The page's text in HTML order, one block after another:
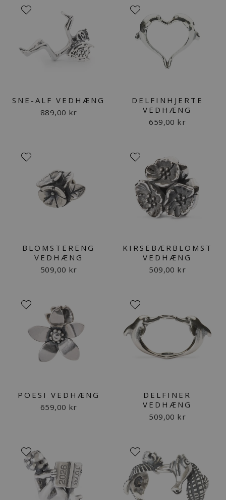
SNE-ALF VEDHÆNG
889,00 kr
DELFINHJERTE
VEDHÆNG
659,00 kr
BLOMSTERENG
VEDHÆNG
509,00 kr
KIRSEBÆRBLOMST
VEDHÆNG
509,00 kr
POESI VEDHÆNG
659,00 kr
DELFINER
VEDHÆNG
509,00 kr